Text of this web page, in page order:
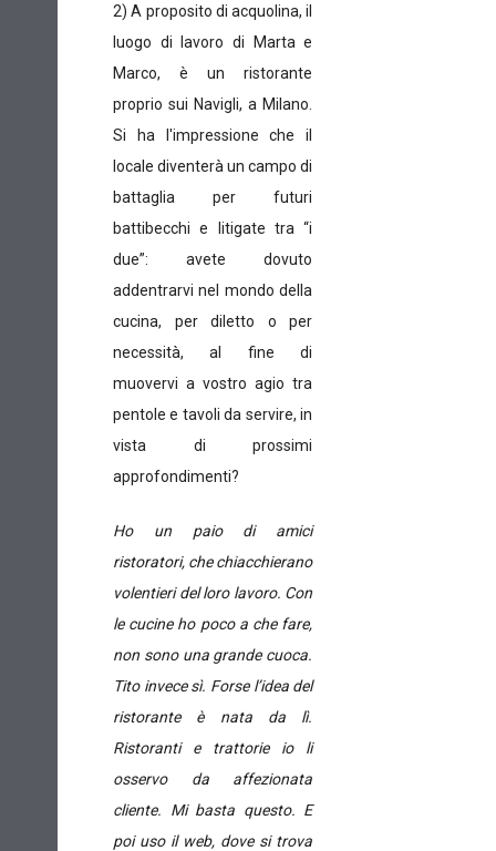
2) A proposito di acquolina, il
luogo di lavoro di Marta e
Marco, è un ristorante
proprio sui Navigli, a Milano.
Si ha l'impressione che il
locale diventerà un campo di
battaglia per futuri
battibecchi e litigate tra “i
due”: avete dovuto
addentrarvi nel mondo della
cucina, per diletto o per
necessità, al fine di
muovervi a vostro agio tra
pentole e tavoli da servire, in
vista di prossimi
approfondimenti?
Ho un paio di amici
ristoratori, che chiacchierano
volentieri del loro lavoro. Con
le cucine ho poco a che fare,
non sono una grande cuoca.
Tito invece sì. Forse l’idea del
ristorante è nata da lì.
Ristoranti e trattorie io li
osservo da affezionata
cliente. Mi basta questo. E
poi uso il web, dove si trova